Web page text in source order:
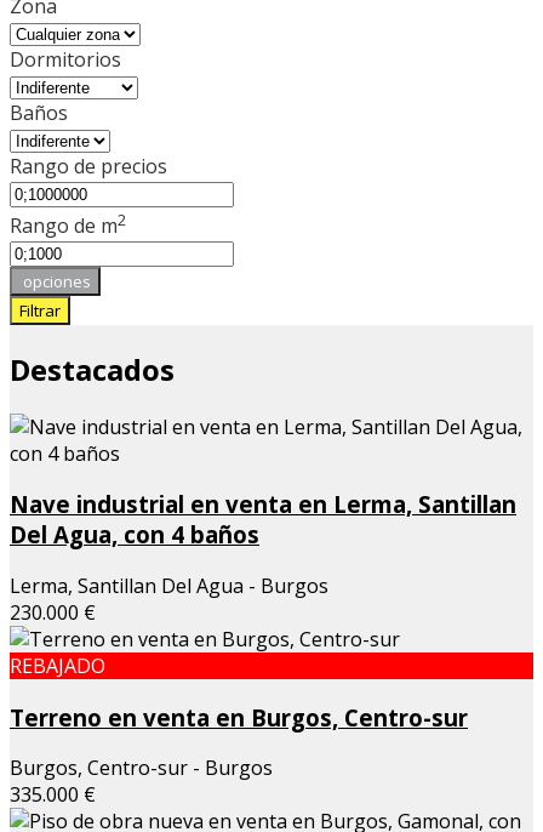
Zona
Dormitorios
Baños
Rango de precios
Rango de m2
opciones
Filtrar
Destacados
Nave industrial en venta en Lerma, Santillan
Del Agua, con 4 baños
Lerma, Santillan Del Agua - Burgos
230.000 €
REBAJADO
Terreno en venta en Burgos, Centro-sur
Burgos, Centro-sur - Burgos
335.000 €